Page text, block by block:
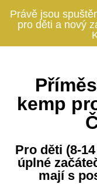
Právě jsou
pro děti a nový
kemp
Pro děti (8-
úplné
mají s